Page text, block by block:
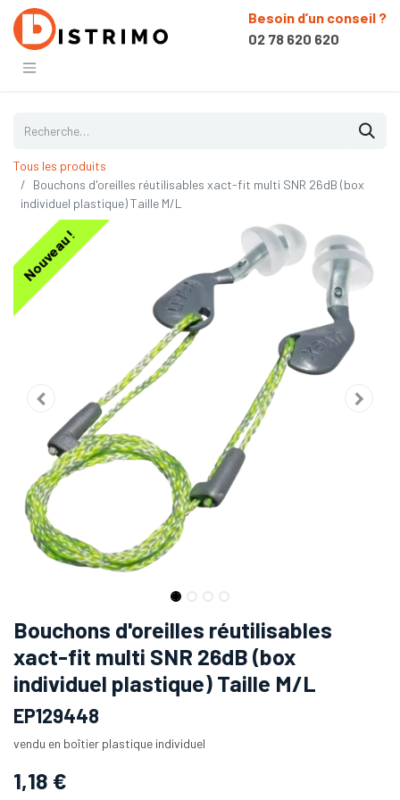
Besoin d’un conseil ?
02 78 620 620
Tous les produits
Bouchons d'oreilles réutilisables xact-fit multi SNR 26dB (box
individuel plastique) Taille M/L
Nouveau !
Bouchons d'oreilles réutilisables
xact-fit multi SNR 26dB (box
individuel plastique) Taille M/L
EP129448
vendu en boîtier plastique individuel
1,18 €